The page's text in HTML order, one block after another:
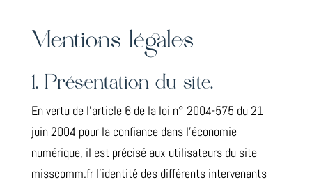
Mentions légales
1. Présentation du site.
En vertu de l’article 6 de la loi n° 2004-575 du 21
juin 2004 pour la confiance dans l’économie
numérique, il est précisé aux utilisateurs du site
misscomm.fr l’identité des différents intervenants